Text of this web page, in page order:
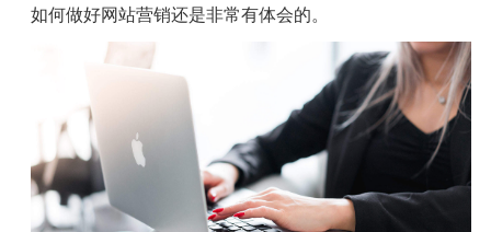
如何做好网站营销还是非常有体会的。